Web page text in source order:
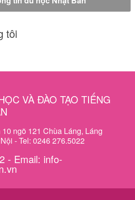
tôi
VÀ ĐÀO TẠO TIẾNG
ngõ 121 Chùa Láng, Láng
- Tel: 0246 276.5022
- Email: info-